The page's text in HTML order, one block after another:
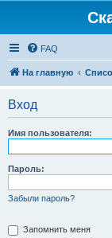
FAQ
На главную
Вход
Имя пользователя:
Пароль:
Забыли пароль?
Запомнить меня